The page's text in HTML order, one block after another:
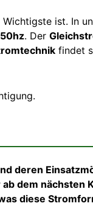
ist. In
50hz. Der
findet
deren
dem nächsten
diese